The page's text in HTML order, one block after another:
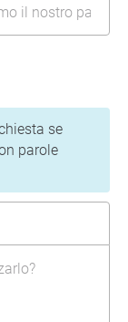
se
parole